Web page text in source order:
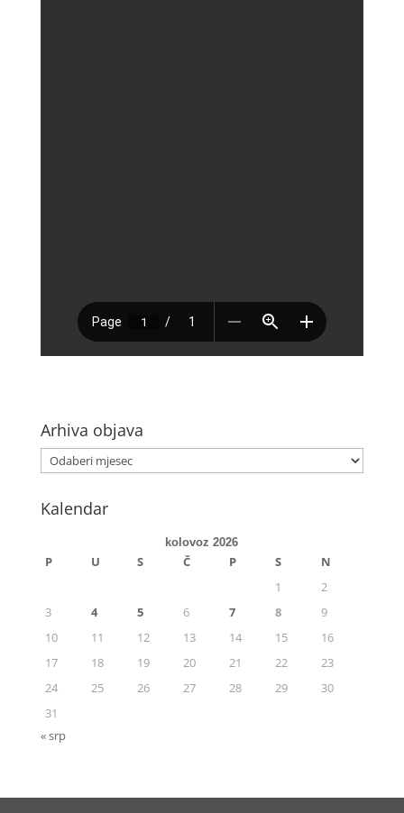
Arhiva objava
Kalendar
kolovoz 2026
P U S Č P S
N
1
2
3
4 5 6 7 8
9
10
11 12 13 14 15
16
17
18 19 20 21 22
23
24
25 26 27 28 29
30
31
« srp